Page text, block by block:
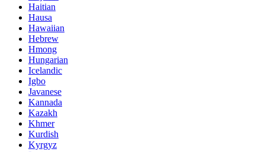
Haitian
Hausa
Hawaiian
Hebrew
Hmong
Hungarian
Icelandic
Igbo
Javanese
Kannada
Kazakh
Khmer
Kurdish
Kyrgyz